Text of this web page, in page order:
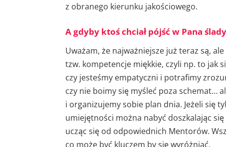
z obranego kierunku jakościowego.
A gdyby ktoś chciał pójść w Pana
Uważam, że najważniejsze już teraz są,
tzw. kompetencje miękkie, czyli np. to jak
czy jesteśmy empatyczni i potrafimy
czy nie boimy się myśleć poza schemat…
i organizujemy sobie plan dnia. Jeżeli się
umiejętności można nabyć doszkalając
ucząc się od odpowiednich Mentorów.
co może być kluczem by się wyróżniać.